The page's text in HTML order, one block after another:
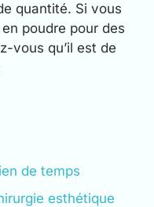
quantité. Si vous
poudre pour des
vous qu’il est de
de temps
esthétique